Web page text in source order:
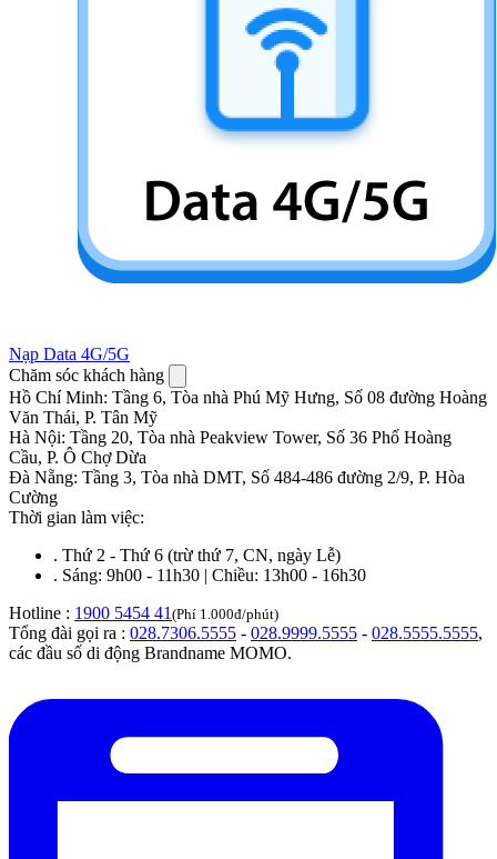
Nạp Data 4G/5G
Chăm sóc khách hàng
Hồ Chí Minh: Tầng 6, Tòa nhà Phú Mỹ Hưng, Số 08 đường Hoàng
Văn Thái, P. Tân Mỹ
Hà Nội: Tầng 20, Tòa nhà Peakview Tower, Số 36 Phố Hoàng
Cầu, P. Ô Chợ Dừa
Đà Nẵng: Tầng 3, Tòa nhà DMT, Số 484-486 đường 2/9, P. Hòa
Cường
Thời gian làm việc:
. Thứ 2 - Thứ 6 (trừ thứ 7, CN, ngày Lễ)
. Sáng: 9h00 - 11h30 | Chiều: 13h00 - 16h30
Hotline : 1900 5454 41 (Phí 1.000đ/phút)
Tổng đài gọi ra : 028.7306.5555 - 028.9999.5555 - 028.5555.5555,
các đầu số di động Brandname MOMO.